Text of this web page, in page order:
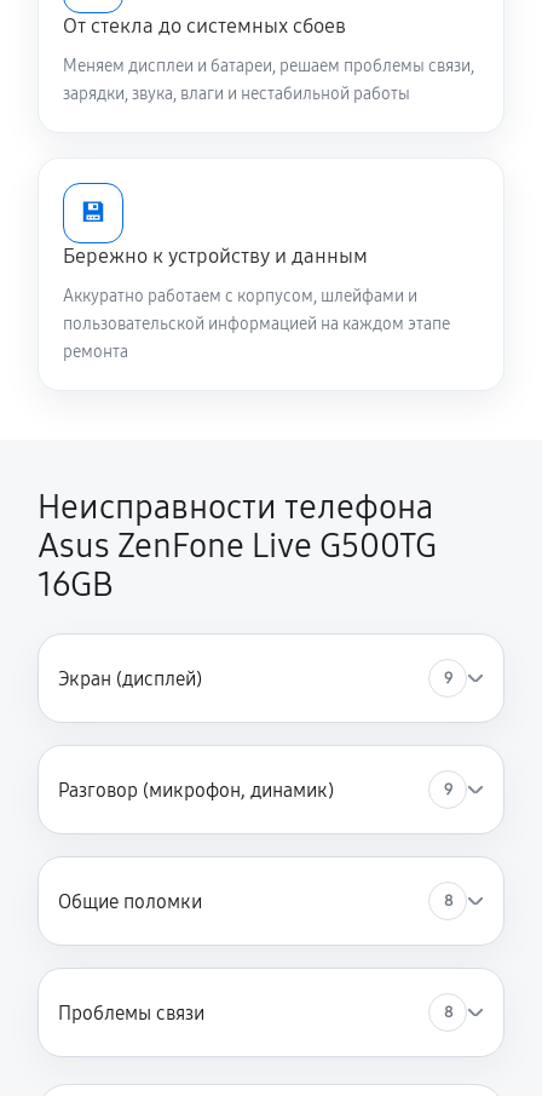
От стекла до системных сбоев
Меняем дисплеи и батареи, решаем проблемы связи,
зарядки, звука, влаги и нестабильной работы
💾
Бережно к устройству и данным
Аккуратно работаем с корпусом, шлейфами и
пользовательской информацией на каждом этапе
ремонта
Неисправности телефона
Asus ZenFone Live G500TG
16GB
Экран (дисплей) 9
Разговор (микрофон, динамик) 9
Общие поломки 8
Проблемы связи 8